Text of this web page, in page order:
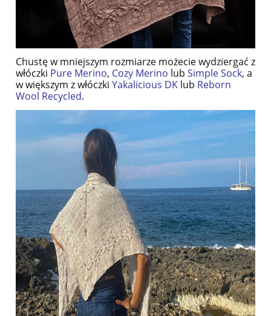
Chustę w mniejszym rozmiarze możecie wydziergać z
włóczki Pure Merino, Cozy Merino lub Simple Sock, a
w większym z włóczki Yakalicious DK lub Reborn
Wool Recycled.